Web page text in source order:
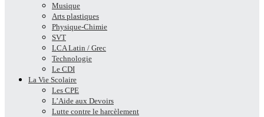
Musique
Arts plastiques
Physique-Chimie
SVT
LCA Latin / Grec
Technologie
Le CDI
La Vie Scolaire
Les CPE
L’Aide aux Devoirs
Lutte contre le harcèlement